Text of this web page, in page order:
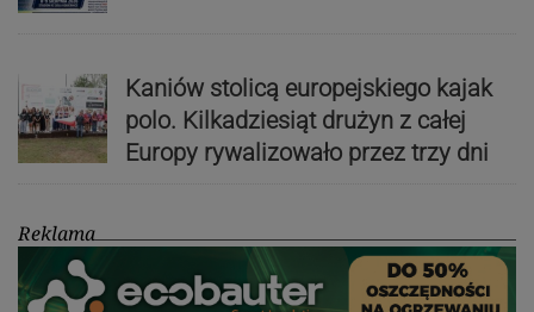
Kaniów stolicą europejskiego kajak
polo. Kilkadziesiąt drużyn z całej
Europy rywalizowało przez trzy dni
Reklama